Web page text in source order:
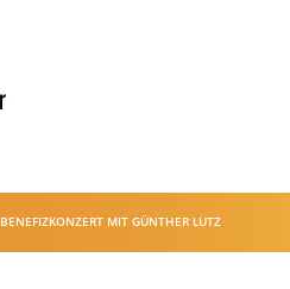
BENEFIZKONZERT MIT GÜNTHER LUTZ